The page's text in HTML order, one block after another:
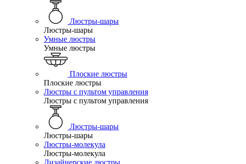
Люстры-шары
Люстры-шары
Умные люстры
Умные люстры
Плоские люстры
Плоские люстры
Люстры с пультом управления
Люстры с пультом управления
Люстры-шары
Люстры-шары
Люстры-молекула
Люстры-молекула
Дизайнерские люстры